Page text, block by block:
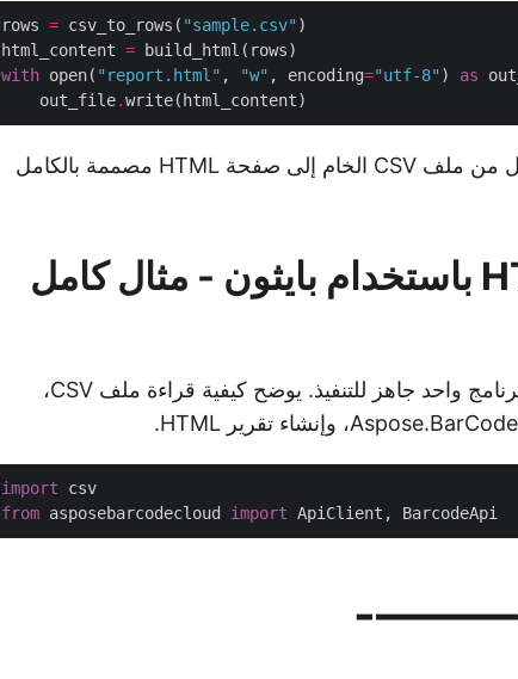
rows = csv_to_rows( "sample.csv"
html_content =
with open( "report.html" , "w" , encoding="utf-8" ) as
    out_file
.
توفر لك هذه الخطوات خط أنابيب كامل من ملف CSV الخام إلى صفحة HTML مصممة بالكامل
تحويل CSV إلى HTML باستخدام بايثون - مثال كامل
النص التالي يجمع جميع الخطوات في برنامج واحد جاهز للتنفيذ. يوضح كيفية قراءة ملف CSV،
import
from asposebarcodecloud import
———-